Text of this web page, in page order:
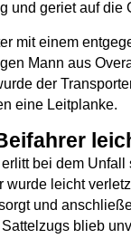
und geriet auf die
mit einem
Mann aus
der
eine Leitplanke.
bei dem Unfall
leicht
und
blieb